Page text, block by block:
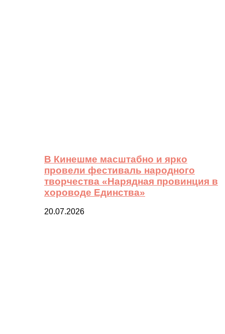
В Кинешме масштабно и ярко
провели фестиваль народного
творчества «Нарядная провинция в
хороводе Единства»
20.07.2026